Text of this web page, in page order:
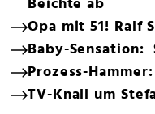
Opa mit 51! Ralf
Baby-Sensation:
Prozess-
TV-Knall um